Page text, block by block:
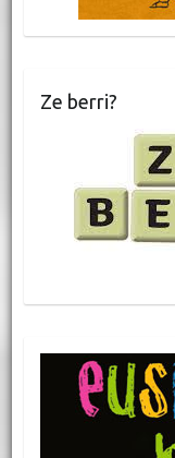
Ze berri?